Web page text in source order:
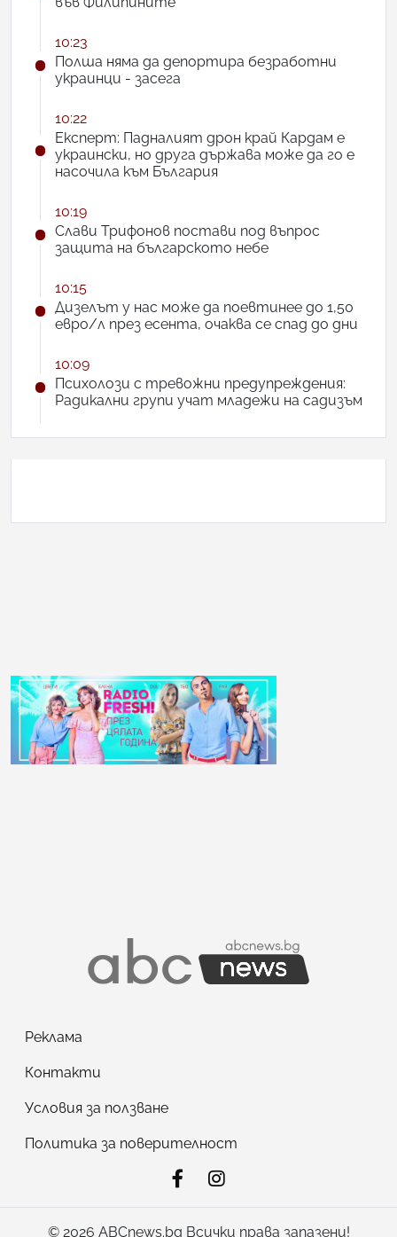
10:23
Полша няма да депортира безработни
украинци - засега
10:22
Експерт: Падналият дрон край Кардам е
украински, но друга държава може да го е
насочила към България
10:19
Слави Трифонов постави под въпрос
защита на българското небе
10:15
Дизелът у нас може да поевтинее до 1,50
евро/л през есента, очаква се спад до дни
10:09
Психолози с тревожни предупреждения:
Радикални групи учат младежи на садизъм
Реклама
Контакти
Условия за ползване
Политика за поверителност
© 2026 ABCnews.bg Всички права запазени!